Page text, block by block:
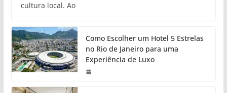
cultura local. Ao
Como Escolher um Hotel 5 Estrelas
no Rio de Janeiro para uma
Experiência de Luxo